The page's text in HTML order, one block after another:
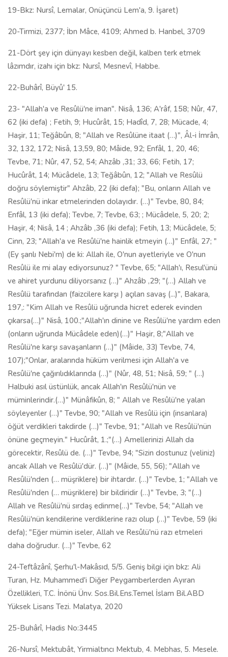
19-Bkz: Nursî, Lemalar, Onüçüncü Lem'a, 9. İşaret)
20-Tirmizi, 2377; İbn Mâce, 4109; Ahmed b. Hanbel, 3709
21-Dört şey için dünyayı kesben değil, kalben terk etmek
lâzımdır, izahı için bkz: Nursî, Mesnevî, Habbe.
22-Buhârî, Büyû' 15.
23- "Allah'a ve Resûlü'ne iman". Nisâ, 136; A'râf, 158; Nûr, 47,
62 (iki defa) ; Fetih, 9; Hucûrât, 15; Hadîd, 7, 28; Mücade, 4;
Haşir, 11; Teğâbûn, 8; "Allah ve Resûlüne itaat (…)", Âl-i İmrân,
32, 132, 172; Nisâ, 13,59, 80; Mâide, 92; Enfâl, 1, 20, 46;
Tevbe, 71; Nûr, 47, 52, 54; Ahzâb ,31; 33, 66; Fetih, 17;
Hucûrât, 14; Mücâdele, 13; Teğâbûn, 12; "Allah ve Resûlü
doğru söylemiştir" Ahzâb, 22 (iki defa); "Bu, onların Allah ve
Resûlü'nü inkar etmelerinden dolayıdır. (…)" Tevbe, 80, 84;
Enfâl, 13 (iki defa); Tevbe, 7; Tevbe, 63; ; Mücâdele, 5, 20; 2;
Haşir, 4; Nisâ, 14 ; Ahzâb ,36 (iki defa); Fetih, 13; Mücâdele, 5;
Cinn, 23; "Allah'a ve Resûlü'ne hainlik etmeyin (…)" Enfâl, 27; "
(Ey şanlı Nebi'm) de ki: Allah ile, O'nun ayetleriyle ve O'nun
Resûlü ile mi alay ediyorsunuz? " Tevbe, 65; "Allah'ı, Resul'ünü
ve ahiret yurdunu diliyorsanız (…)" Ahzâb ,29; "(…) Allah ve
Resûlü tarafından (faizcilere karşı ) açılan savaş (...)", Bakara,
197,: "Kim Allah ve Resûlü uğrunda hicret ederek evinden
çıkarsa(…)" Nisâ, 100.;"Allah'ın dinine ve Resûlü'ne yardım eden
(onların uğrunda Mücâdele eden)(…)" Haşir, 8;"Allah ve
Resûlü'ne karşı savaşanların (…)" (Mâide, 33) Tevbe, 74,
107);"Onlar, aralarında hüküm verilmesi için Allah'a ve
Resûlü'ne çağırılıdıklarında (…)" (Nûr, 48, 51; Nisâ, 59; " (…)
Halbuki asıl üstünlük, ancak Allah'ın Resûlü'nün ve
müminlerindir.(…)" Münâfikûn, 8; " Allah ve Resûlü'ne yalan
söyleyenler (…)" Tevbe, 90; "Allah ve Resûlü için (insanlara)
öğüt verdikleri takdirde (…)" Tevbe, 91; "Allah ve Resûlü'nün
önüne geçmeyin." Hucûrât, 1.;"(…) Amellerinizi Allah da
görecektir, Resûlü de. (…)" Tevbe, 94; "Sizin dostunuz (veliniz)
ancak Allah ve Resûlü'dür. (…)" (Mâide, 55, 56); "Allah ve
Resûlü'nden (… müşriklere) bir ihtardır. (…)" Tevbe, 1; "Allah ve
Resûlü'nden (… müşriklere) bir bildiridir (…)" Tevbe, 3; "(…)
Allah ve Resûlü'nü sırdaş edinme(…)" Tevbe, 54; "Allah ve
Resûlü'nün kendilerine verdiklerine razı olup (…)" Tevbe, 59 (iki
defa); "Eğer mümin iseler, Allah ve Resûlü'nü razı etmeleri
daha doğrudur. (…)" Tevbe, 62
24-Teftâzânî, Şerhu'l-Makâsıd, 5/5. Geniş bilgi için bkz: Ali
Turan, Hz. Muhammed'i Diğer Peygamberlerden Ayıran
Özellikleri, T.C. İnönü Ünv. Sos.Bil.Ens.Temel İslam Bil.ABD
Yüksek Lisans Tezi. Malatya, 2020
25-Buhârî, Hadis No:3445
26-Nursî, Mektubât, Yirmialtıncı Mektub, 4. Mebhas, 5. Mesele.